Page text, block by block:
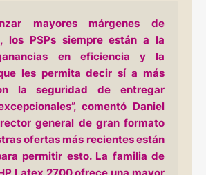
mayores márgenes de
los PSPs siempre están a la
en eficiencia y la
les permita decir sí a más
la seguridad de entregar
comentó Daniel
general de gran formato
ofertas más recientes están
permitir esto. La familia de